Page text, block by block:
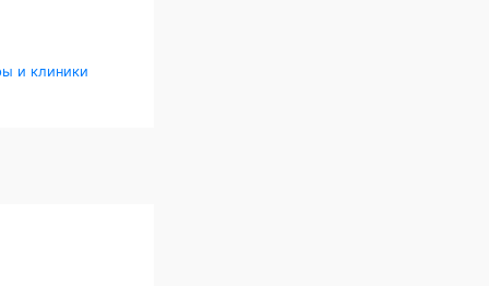
и клиники